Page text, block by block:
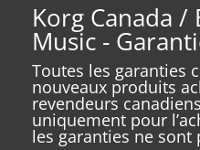
Korg Canada /
Music -
Toutes les garanties
nouveaux produits
revendeurs
uniquement pour
les garanties ne sont